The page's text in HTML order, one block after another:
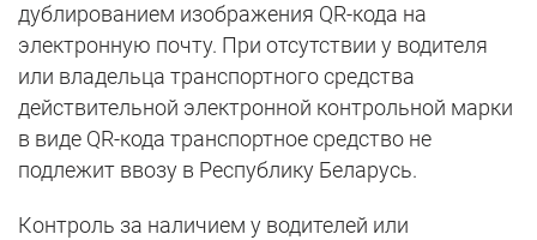
дублированием изображения QR-кода на
электронную почту. При отсутствии у водителя
или владельца транспортного средства
действительной электронной контрольной марки
в виде QR-кода транспортное средство не
подлежит ввозу в Республику Беларусь.
Контроль за наличием у водителей или